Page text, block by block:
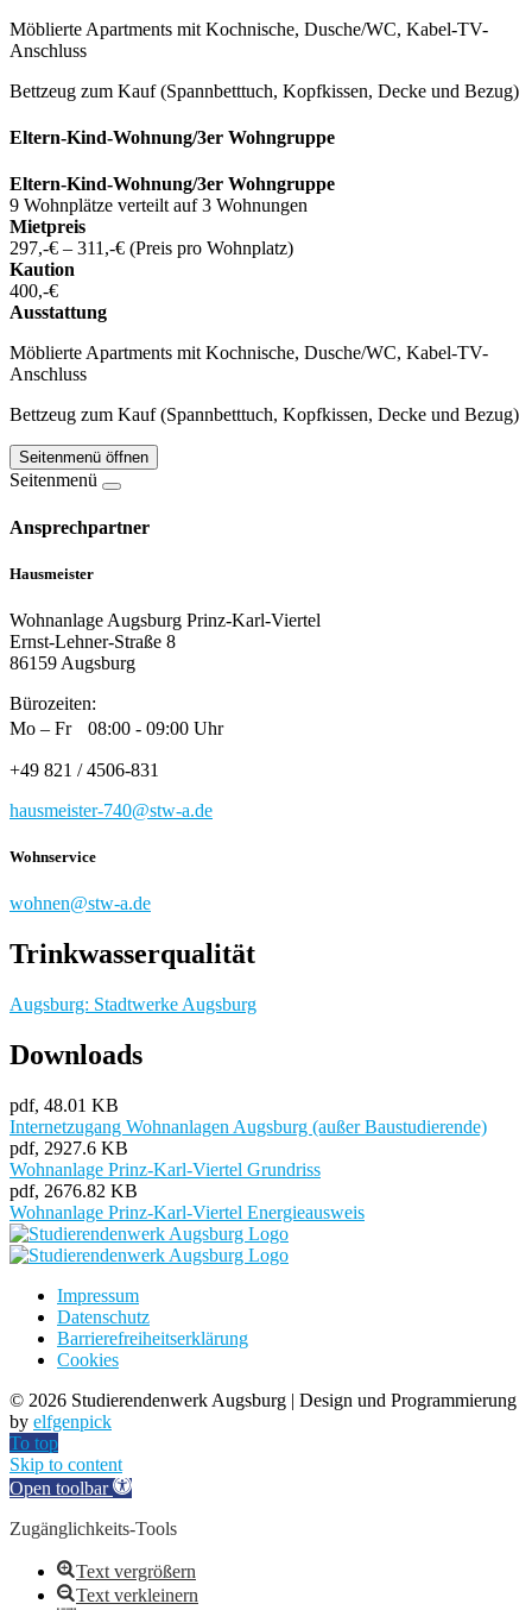
Möblierte Apartments mit Kochnische, Dusche/WC, Kabel-TV-
Anschluss
Bettzeug zum Kauf (Spannbetttuch, Kopfkissen, Decke und Bezug)
Eltern-Kind-Wohnung/3er Wohngruppe
Eltern-Kind-Wohnung/3er Wohngruppe
9 Wohnplätze verteilt auf 3 Wohnungen
Mietpreis
297,-€ – 311,-€ (Preis pro Wohnplatz)
Kaution
400,-€
Ausstattung
Möblierte Apartments mit Kochnische, Dusche/WC, Kabel-TV-
Anschluss
Bettzeug zum Kauf (Spannbetttuch, Kopfkissen, Decke und Bezug)
Seitenmenü öffnen
Seitenmenü
Ansprechpartner
Hausmeister
Wohnanlage Augsburg Prinz-Karl-Viertel
Ernst-Lehner-Straße 8
86159 Augsburg
Bürozeiten:
Mo – Fr 08:00 - 09:00 Uhr
+49 821 / 4506-831
hausmeister-740@stw-a.de
Wohnservice
wohnen@stw-a.de
Trinkwasserqualität
Augsburg: Stadtwerke Augsburg
Downloads
pdf, 48.01 KB
Internetzugang Wohnanlagen Augsburg (außer Baustudierende)
pdf, 2927.6 KB
Wohnanlage Prinz-Karl-Viertel Grundriss
pdf, 2676.82 KB
Wohnanlage Prinz-Karl-Viertel Energieausweis
Impressum
Datenschutz
Barrierefreiheitserklärung
Cookies
© 2026 Studierendenwerk Augsburg | Design und Programmierung
by elfgenpick
To top
Skip to content
Open toolbar
Zugänglichkeits-Tools
Text vergrößern
Text verkleinern